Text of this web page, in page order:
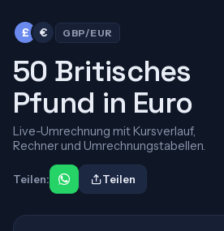
£ € GBP/EUR
50 Britisches
Pfund in Euro
Live-Umrechnung mit Kursverlauf,
Rechner und Umrechnungstabellen.
Teilen: Teilen